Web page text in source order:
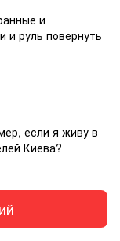
и
и руль повернуть
если я живу в
Киева?